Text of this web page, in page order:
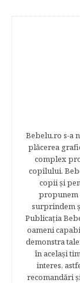
Bebelu.ro s-a
plăcerea
complex
copilului.
copii şi
propunem
surprindem
Publicația
oameni
demonstra
în acelaşi
interes,
recomandări